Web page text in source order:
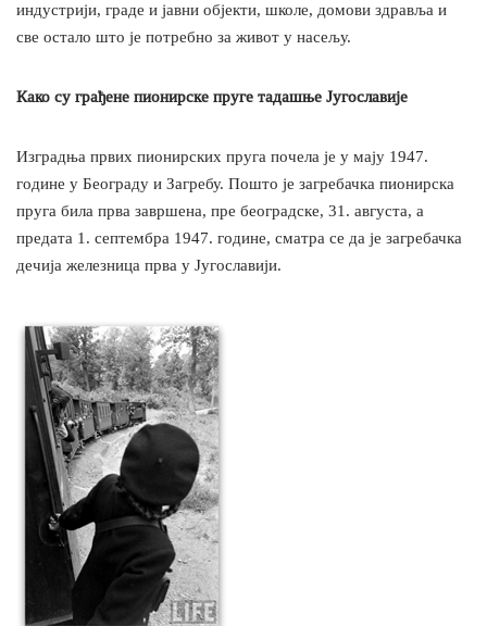
индустрији, граде и јавни објекти, школе, домови здравља и
све остало што је потребно за живот у насељу.
Како су грађене пионирске пруге тадашње Југославије
Изградња првих пионирских пруга почела је у мају 1947.
године у Београду и Загребу. Пошто је загребачка пионирска
пруга била прва завршена, пре београдске, 31. августа, а
предата 1. септембра 1947. године, сматра се да је загребачка
дечија железница прва у Југославији.